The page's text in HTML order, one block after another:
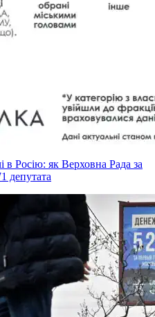
в Росію: як Верховна Рада за
депутата